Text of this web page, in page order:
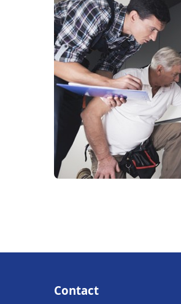
Contact